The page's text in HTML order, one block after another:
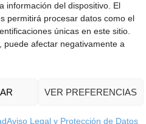
información del dispositivo. El
permitirá procesar datos como el
únicas en este sitio.
puede afectar negativamente a
VER PREFERENCIAS
Aviso Legal y Protección de Datos